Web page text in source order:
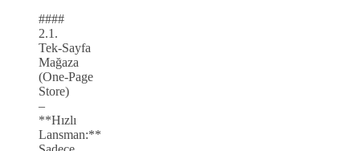
####
2.1.
Tek‑Sayfa
Mağaza
(One‑Page
Store)
–
**Hızlı
Lansman:**